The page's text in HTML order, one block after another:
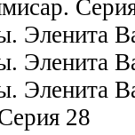
Эленита
Эленита
Эленита
28